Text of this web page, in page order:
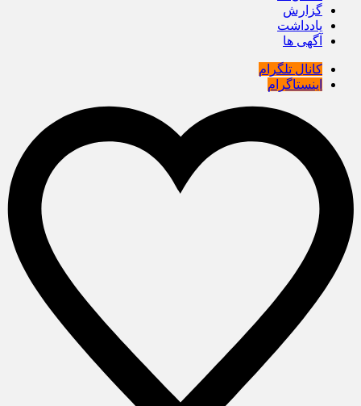
گزارش
یادداشت
آگهی ها
کانال تلگرام
اینستاگرام